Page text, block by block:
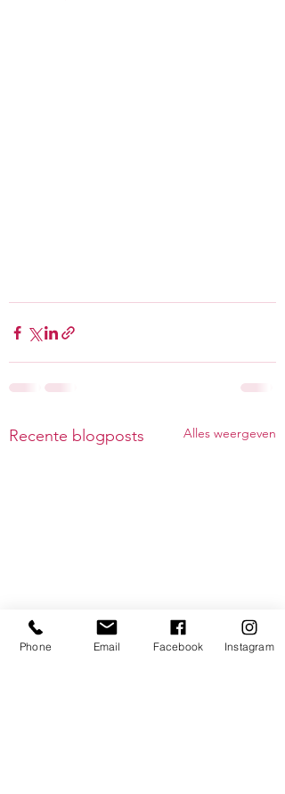
Recente blogposts Alles weergeven
Phone Email Facebook Instagram